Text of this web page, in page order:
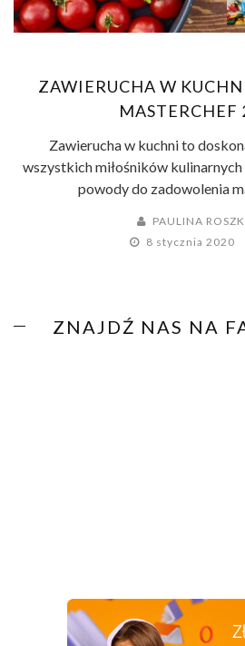
ZAWIERUCHA W
MASTERCHEF
Zawierucha w kuchni to
wszystkich miłośników
powody do zadowolenia
PAULINA
8 stycznia 2020
ZNAJDŹ NAS NA